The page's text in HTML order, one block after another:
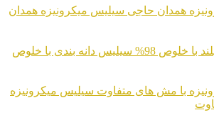
سیلیس میکرونیزه همدان
سیلیس دانه بندی با خلوص
سیلیس میکرونیزه